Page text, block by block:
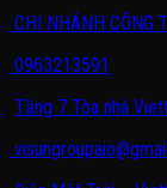
CHI NHÁNH CÔNG
0963213591
Tầng 7 Tòa nhà